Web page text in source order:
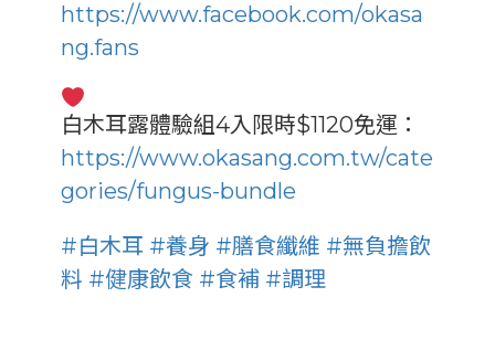
https://www.facebook.com/okasa
ng.fans
白木耳露體驗組4入限時$1120免運：
https://www.okasang.com.tw/cate
gories/fungus-bundle
#白木耳 #養身 #膳食纖維 #無負擔飲
料 #健康飲食 #食補#調理